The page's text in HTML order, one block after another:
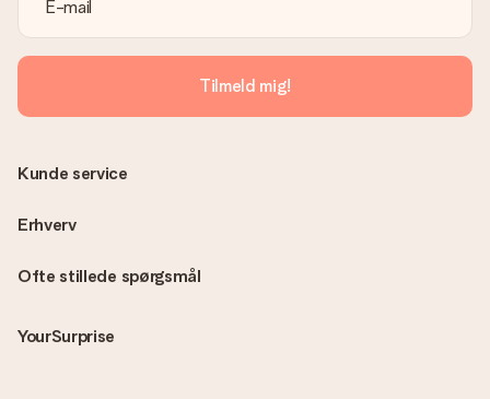
Er fakturaen sendt sammen med ordren?
Ingen faktura sendes med din ordre. Du modtager altid
fakturaen i bekræftelsesemailen, og du kan altid finde den i din
MySurprise-konto. Det betyder at du kan få gaven leveret
direkte til modtageren, hvilket gør det til en sand
overraskelse!
Tilmeld mig!
Ofte stillede spørgsmål
YourSurprise
Kunde service
Erhverv